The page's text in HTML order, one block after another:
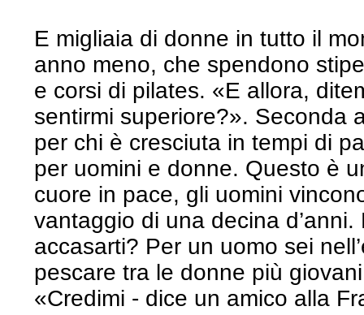
E migliaia di donne in tutto il
anno meno, che spendono
e corsi di pilates. «E allora,
sentirmi superiore?». Seconda
per chi è cresciuta in tempi di
per uomini e donne. Questo è
cuore in pace, gli uomini
vantaggio di una decina d’anni.
accasarti? Per un uomo sei
pescare tra le donne più
«Credimi - dice un amico alla